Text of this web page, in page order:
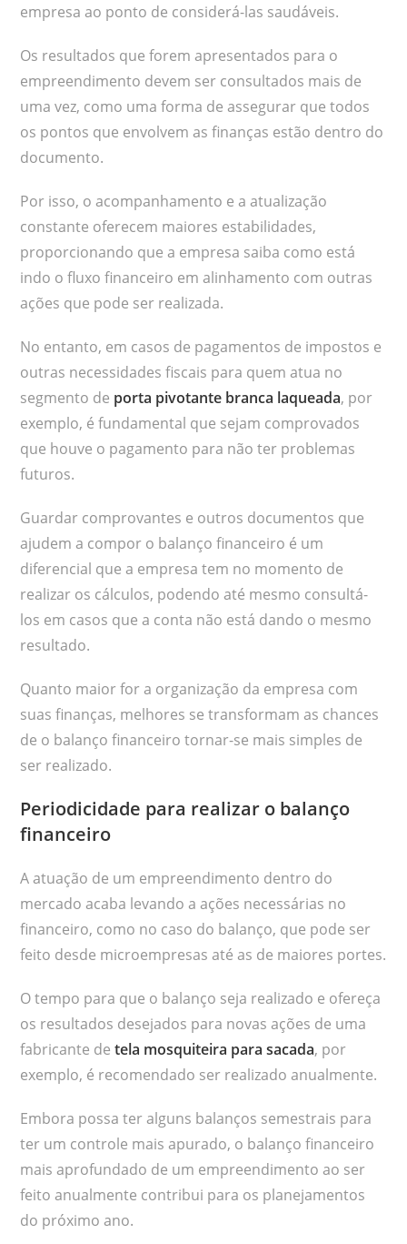
empresa ao ponto de considerá-las saudáveis.
Os resultados que forem apresentados para o
empreendimento devem ser consultados mais de
uma vez, como uma forma de assegurar que todos
os pontos que envolvem as finanças estão dentro do
documento.
Por isso, o acompanhamento e a atualização
constante oferecem maiores estabilidades,
proporcionando que a empresa saiba como está
indo o fluxo financeiro em alinhamento com outras
ações que pode ser realizada.
No entanto, em casos de pagamentos de impostos e
outras necessidades fiscais para quem atua no
segmento de porta pivotante branca laqueada, por
exemplo, é fundamental que sejam comprovados
que houve o pagamento para não ter problemas
futuros.
Guardar comprovantes e outros documentos que
ajudem a compor o balanço financeiro é um
diferencial que a empresa tem no momento de
realizar os cálculos, podendo até mesmo consultá-
los em casos que a conta não está dando o mesmo
resultado.
Quanto maior for a organização da empresa com
suas finanças, melhores se transformam as chances
de o balanço financeiro tornar-se mais simples de
ser realizado.
Periodicidade para realizar o balanço
financeiro
A atuação de um empreendimento dentro do
mercado acaba levando a ações necessárias no
financeiro, como no caso do balanço, que pode ser
feito desde microempresas até as de maiores portes.
O tempo para que o balanço seja realizado e ofereça
os resultados desejados para novas ações de uma
fabricante detela mosquiteira para sacada, por
exemplo, é recomendado ser realizado anualmente.
Embora possa ter alguns balanços semestrais para
ter um controle mais apurado, o balanço financeiro
mais aprofundado de um empreendimento ao ser
feito anualmente contribui para os planejamentos
do próximo ano.